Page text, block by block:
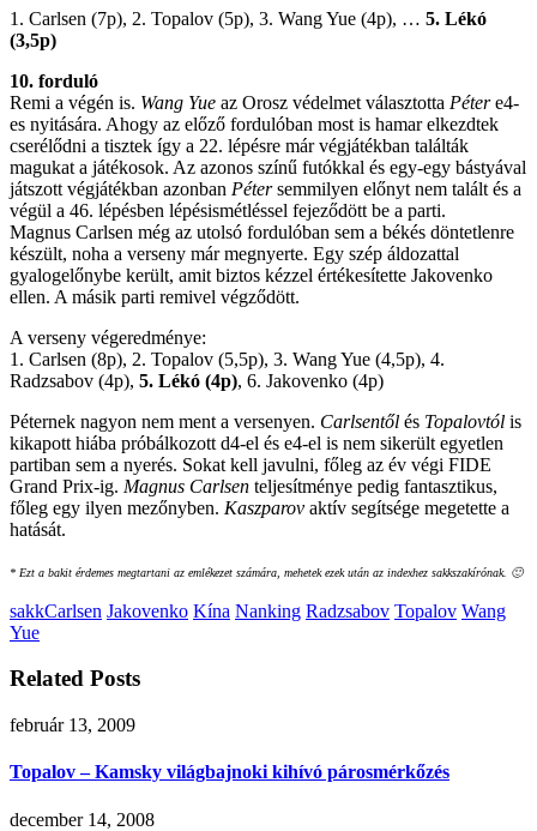
1. Carlsen (7p), 2. Topalov (5p), 3. Wang Yue (4p), … 5. Lékó
(3,5p)
10. forduló
Remi a végén is. Wang Yue az Orosz védelmet választotta Pétere4-
es nyitására. Ahogy az előző fordulóban most is hamar elkezdtek
cserélődni a tisztek így a 22. lépésre már végjátékban találták
magukat a játékosok. Az azonos színű futókkal és egy-egy bástyával
játszott végjátékban azonban Pétersemmilyen előnyt nem talált és a
végül a 46. lépésben lépésismétléssel fejeződött be a parti.
Magnus Carlsen még az utolsó fordulóban sem a békés döntetlenre
készült, noha a verseny már megnyerte. Egy szép áldozattal
gyalogelőnybe került, amit biztos kézzel értékesítette Jakovenko
ellen. A másik parti remivel végződött.
A verseny végeredménye:
1. Carlsen (8p), 2. Topalov (5,5p), 3. Wang Yue (4,5p), 4.
Radzsabov (4p), 5. Lékó (4p), 6. Jakovenko (4p)
Péternek nagyon nem ment a versenyen. Carlsentől és Topalovtól is
kikapott hiába próbálkozott d4-el és e4-el is nem sikerült egyetlen
partiban sem a nyerés. Sokat kell javulni, főleg az év végi FIDE
Grand Prix-ig. Magnus Carlsen teljesítménye pedig fantasztikus,
főleg egy ilyen mezőnyben. Kaszparov aktív segítsége megetette a
hatását.
* Ezt a bakit érdemes megtartani az emlékezet számára, mehetek ezek után az indexhez sakkszakírónak. 🙂
sakkCarlsen Jakovenko Kína Nanking Radzsabov Topalov Wang
Yue
Related Posts
február 13, 2009
Topalov – Kamsky világbajnoki kihívó párosmérkőzés
december 14, 2008